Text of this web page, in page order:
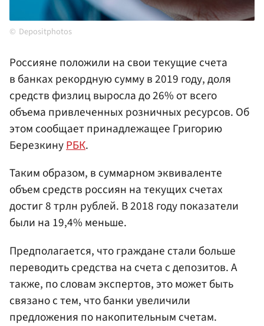
Depositphotos
Россияне положили на свои текущие счета
в банках рекордную сумму в 2019 году, доля
средств физлиц выросла до 26% от всего
объема привлеченных розничных ресурсов. Об
этом сообщает принадлежащее Григорию
БерезкинуРБК.
Таким образом, в суммарном эквиваленте
объем средств россиян на текущих счетах
достиг 8 трлн рублей. В 2018 году показатели
были на 19,4% меньше.
Предполагается, что граждане стали больше
переводить средства на счета с депозитов. А
также, по словам экспертов, это может быть
связано с тем, что банки увеличили
предложения по накопительным счетам.